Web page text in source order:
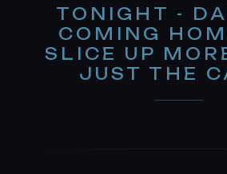
TONIGHT -
COMING
SLICE UP
JUST THE